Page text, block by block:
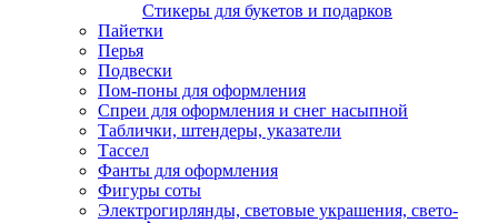
Стикеры для букетов и подарков
Пайетки
Перья
Подвески
Пом-поны для оформления
Спреи для оформления и снег насыпной
Таблички, штендеры, указатели
Тассел
Фанты для оформления
Фигуры соты
Электрогирлянды, световые украшения, свето-